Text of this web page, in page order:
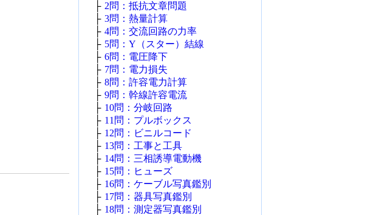
├ 2問：抵抗文章問題
├ 3問：熱量計算
├ 4問：交流回路の力率
├ 5問：Y（スター）結線
├ 6問：電圧降下
├ 7問：電力損失
├ 8問：許容電力計算
├ 9問：幹線許容電流
├ 10問：分岐回路
├ 11問：プルボックス
├ 12問：ビニルコード
├ 13問：工事と工具
├ 14問：三相誘導電動機
├ 15問：ヒューズ
├ 16問：ケーブル写真鑑別
├ 17問：器具写真鑑別
├ 18問：測定器写真鑑別